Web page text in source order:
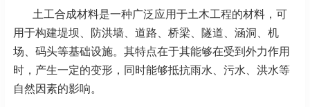
土工合成材料是一种广泛应用于土木工程的材料，可
用于构建堤坝、防洪墙、道路、桥梁、隧道、涵洞、机
场、码头等基础设施。其特点在于其能够在受到外力作用
时，产生一定的变形，同时能够抵抗雨水、污水、洪水等
自然因素的影响。